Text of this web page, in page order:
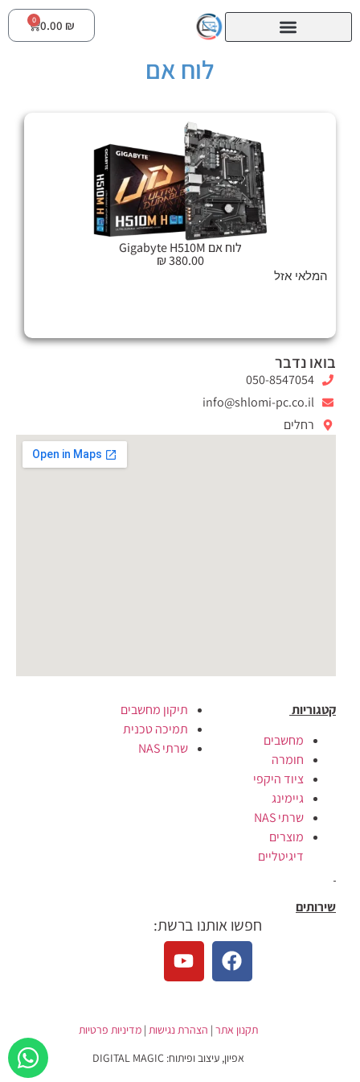
0.00 ₪
0
לוח אם
לוח אם Gigabyte H510M
380.00
₪
המלאי אזל
קטגוריות
מחשבים
חומרה
ציוד היקפי
גיימינג
שרתי NAS
מוצרים
דיגיטליים
שירותים
תיקון מחשבים
תמיכה טכנית
שרתי NAS
חפשו אותנו ברשת:
בואו נדבר
050-8547054
info@shlomi-pc.co.il
רחלים
תקנון אתר | הצהרת נגישות |מדיניות פרטיות
אפיון, עיצוב ופיתוח: DIGITAL MAGIC